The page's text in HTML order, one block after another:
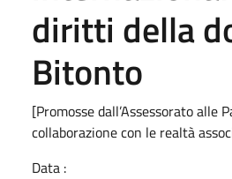
diritti della
Bitonto
[Promosse dall’Assessorato alle
collaborazione con le realtà
Data :